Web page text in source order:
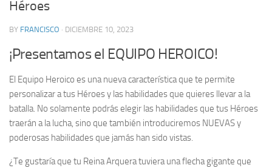
Héroes
BY FRANCISCO · DICIEMBRE 10, 2023
¡Presentamos el EQUIPO HEROICO!
El Equipo Heroico es una nueva característica que te permite
personalizar a tus Héroes y las habilidades que quieres llevar a la
batalla. No solamente podrás elegir las habilidades que tus Héroes
traerán a la lucha, sino que también introduciremos NUEVAS y
poderosas habilidades que jamás han sido vistas.
¿Te gustaría que tu Reina Arquera tuviera una flecha gigante que